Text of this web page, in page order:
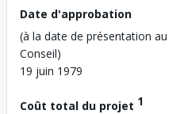
Date d'approbation
(à la date de présentation au
Conseil)
19 juin 1979
Coût total du projet 1